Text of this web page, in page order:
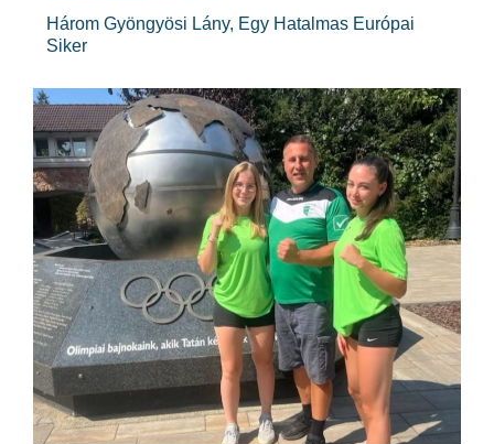
Három Gyöngyösi Lány, Egy Hatalmas Európai
Siker